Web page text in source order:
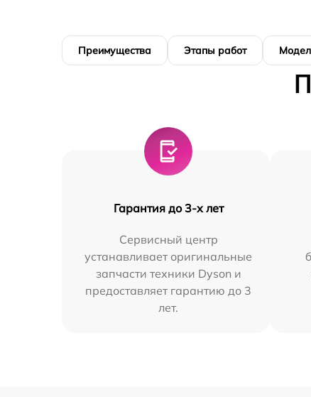
Преимущества Этапы работ
Гарантия до 3-х лет
Сервисный центр
устанавливает оригинальные
запчасти техники Dyson и
предоставляет гарантию до 3
лет.